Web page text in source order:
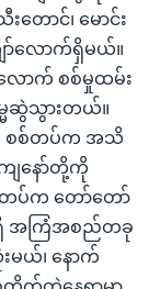
ောင်၊ မောင်း
ာ်လောက်ရှိမယ်။
လောက် စစ်မှုထမ်း
ဆွဲသွားတယ်။
စစ်တပ်က အသိ
ျနော်တို့ကို
ပ်က တော်တော်
ရှိ အကြံအစည်တခု
မယ်၊ နောက်